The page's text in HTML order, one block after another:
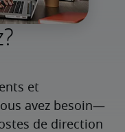
et
avez besoin—
de direction